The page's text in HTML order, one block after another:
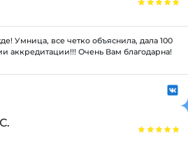
Умница, все четко объяснила, дала 100
аккредитации!!! Очень Вам благодарна!